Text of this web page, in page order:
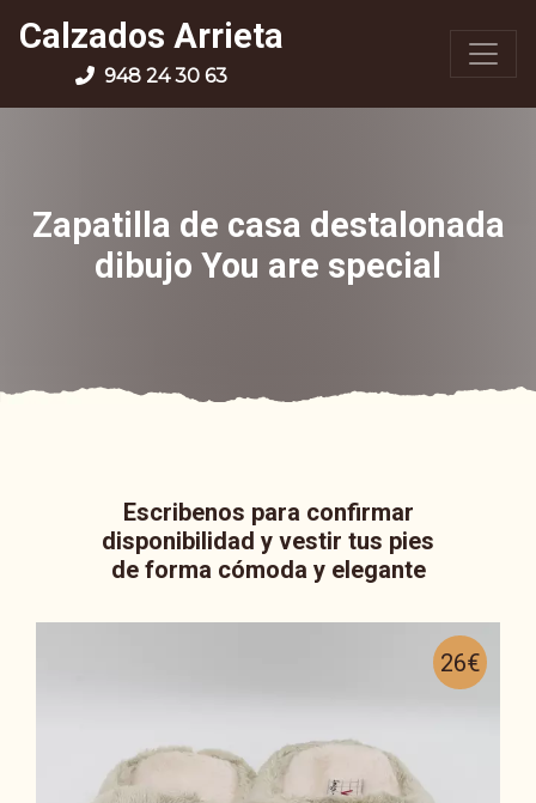
Calzados Arrieta
948 24 30 63
Zapatilla de casa destalonada
dibujo You are special
Escribenos para confirmar
disponibilidad y vestir tus pies
de forma cómoda y elegante
26€